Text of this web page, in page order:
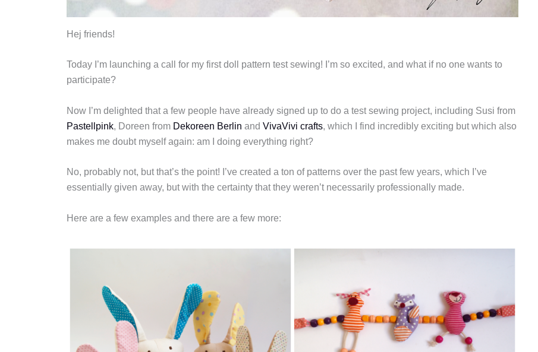
Hej friends!
Today I’m launching a call for my first doll pattern test sewing! I’m so excited, and what if no one wants to
participate?
Now I’m delighted that a few people have already signed up to do a test sewing project, including Susi from
Pastellpink, Doreen from Dekoreen Berlin and VivaVivi crafts, which I find incredibly exciting but which also
makes me doubt myself again: am I doing everything right?
No, probably not, but that’s the point! I’ve created a ton of patterns over the past few years, which I’ve
essentially given away, but with the certainty that they weren’t necessarily professionally made.
Here are a few examples and there are a few more: